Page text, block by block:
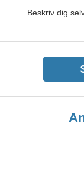
Beskriv dig